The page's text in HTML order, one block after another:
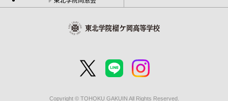
Copyright © TOHOKU GAKUIN All Rights Reserved.